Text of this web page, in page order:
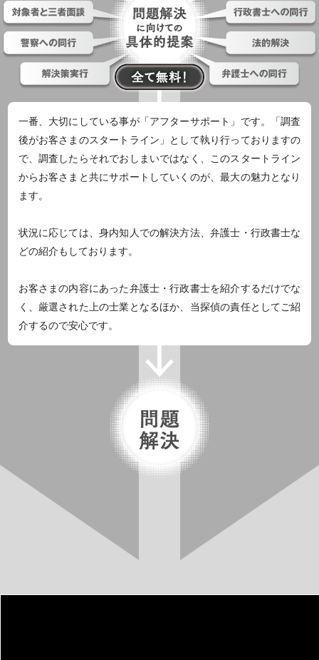
一番、大切にしている事が「アフターサポート」です。「調査
後がお客さまのスタートライン」として執り行っておりますの
で、調査したらそれでおしまいではなく、このスタートライン
からお客さまと共にサポートしていくのが、最大の魅力となり
ます。
状況に応じては、身内知人での解決方法、弁護士・行政書士な
どの紹介もしております。
お客さまの内容にあった弁護士・行政書士を紹介するだけでな
く、厳選された上の士業となるほか、当探偵の責任としてご紹
介するので安心です。